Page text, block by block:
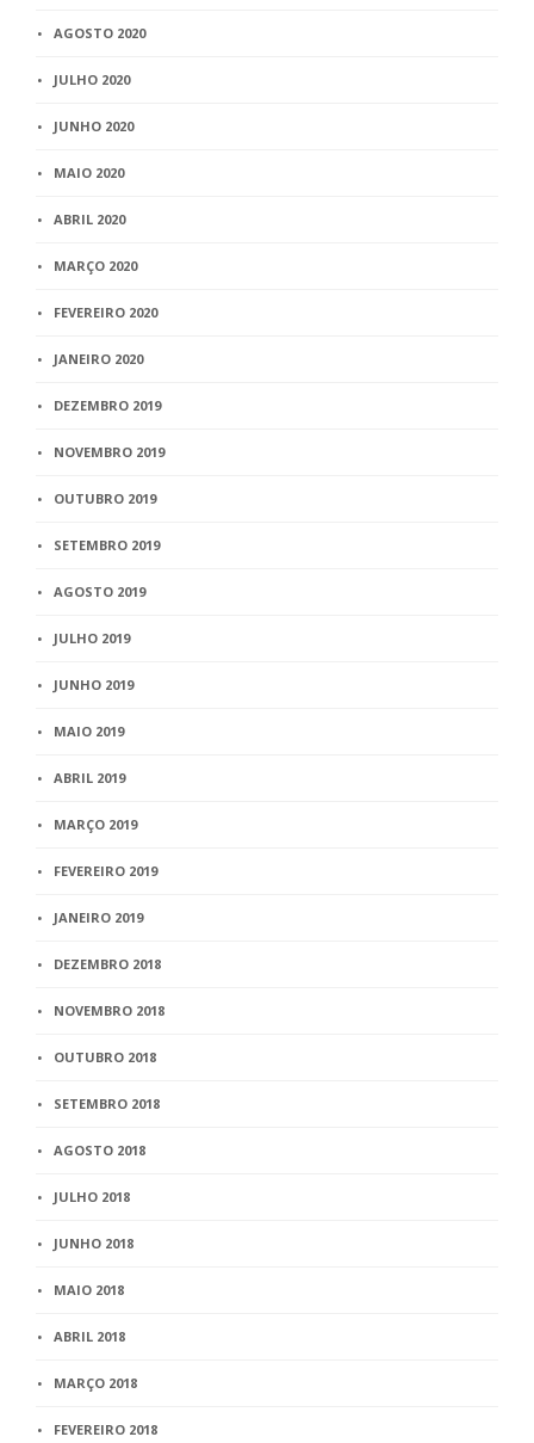
AGOSTO 2020
JULHO 2020
JUNHO 2020
MAIO 2020
ABRIL 2020
MARÇO 2020
FEVEREIRO 2020
JANEIRO 2020
DEZEMBRO 2019
NOVEMBRO 2019
OUTUBRO 2019
SETEMBRO 2019
AGOSTO 2019
JULHO 2019
JUNHO 2019
MAIO 2019
ABRIL 2019
MARÇO 2019
FEVEREIRO 2019
JANEIRO 2019
DEZEMBRO 2018
NOVEMBRO 2018
OUTUBRO 2018
SETEMBRO 2018
AGOSTO 2018
JULHO 2018
JUNHO 2018
MAIO 2018
ABRIL 2018
MARÇO 2018
FEVEREIRO 2018